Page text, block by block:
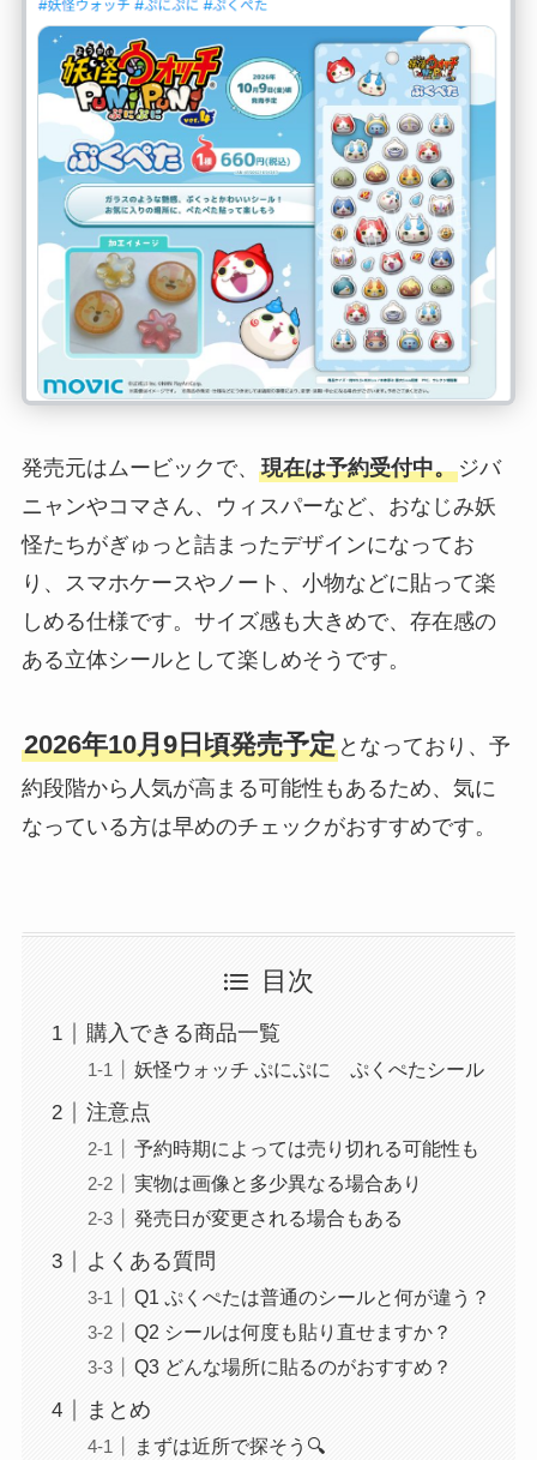
発売元はムービックで、 現在は予約受付中。ジバ
ニャンやコマさん、ウィスパーなど、おなじみ妖
怪たちがぎゅっと詰まったデザインになってお
り、スマホケースやノート、小物などに貼って楽
しめる仕様です。サイズ感も大きめで、存在感の
ある立体シールとして楽しめそうです。
2026年10月9日頃発売予定となっており、予
約段階から人気が高まる可能性もあるため、気に
なっている方は早めのチェックがおすすめです。
目次
購入できる商品一覧
妖怪ウォッチ ぷにぷに ぷくぺたシール
注意点
予約時期によっては売り切れる可能性も
実物は画像と多少異なる場合あり
発売日が変更される場合もある
よくある質問
Q1 ぷくぺたは普通のシールと何が違う？
Q2 シールは何度も貼り直せますか？
Q3 どんな場所に貼るのがおすすめ？
まとめ
まずは近所で探そう🔍